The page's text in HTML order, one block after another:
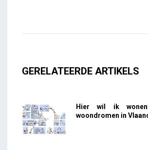
GERELATEERDE ARTIKELS
Hier wil ik
woondromen in